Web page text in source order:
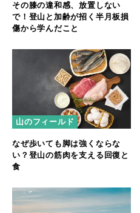
その膝の違和感、放置しない
で！登山と加齢が招く半月板損
傷から学んだこと
山のフィールド
なぜ歩いても脚は強くならな
い？登山の筋肉を支える回復と
食